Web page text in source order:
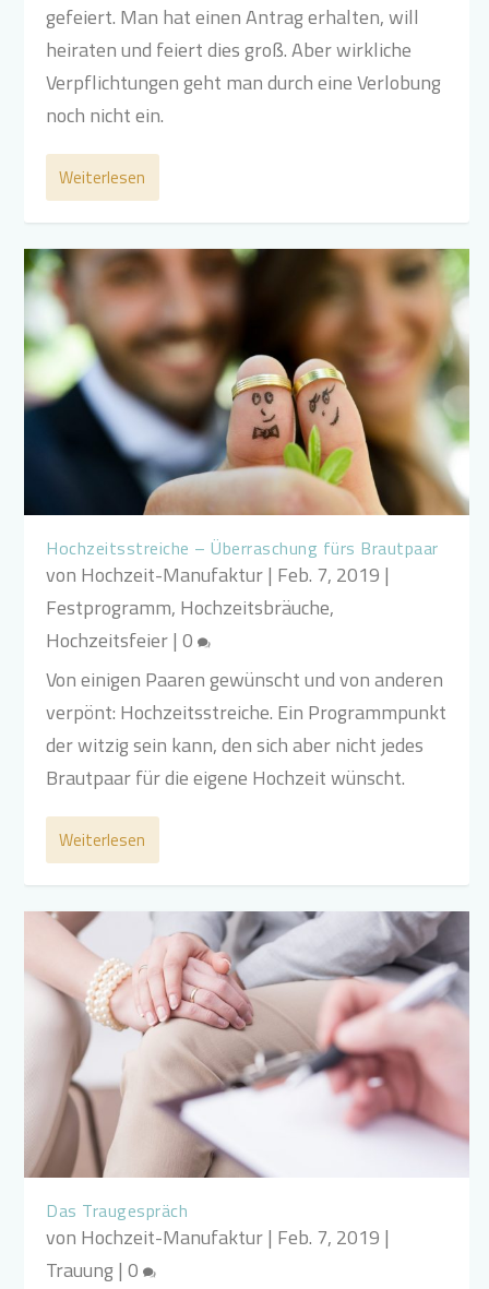
gefeiert. Man hat einen Antrag erhalten, will
heiraten und feiert dies groß. Aber wirkliche
Verpflichtungen geht man durch eine Verlobung
noch nicht ein.
Weiterlesen
Hochzeitsstreiche – Überraschung fürs Brautpaar
von Hochzeit-Manufaktur| Feb. 7, 2019 |
Festprogramm, Hochzeitsbräuche,
Hochzeitsfeier|0
Von einigen Paaren gewünscht und von anderen
verpönt: Hochzeitsstreiche. Ein Programmpunkt
der witzig sein kann, den sich aber nicht jedes
Brautpaar für die eigene Hochzeit wünscht.
Weiterlesen
Das Traugespräch
von Hochzeit-Manufaktur| Feb. 7, 2019 |
Trauung|0